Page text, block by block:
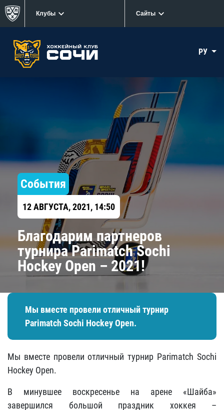
Клубы Сайты
РУ
События
12 АВГУСТА, 2021, 14:50
​Благодарим партнеров
турнира Parimatch Sochi
Hockey Open – 2021!
Мы вместе провели отличный турнир
Parimatch Sochi Hockey Open.
Мы вместе провели отличный турнир Parimatch Sochi
Hockey Open.
В минувшее воскресенье на арене «Шайба»
завершился большой праздник хоккея –